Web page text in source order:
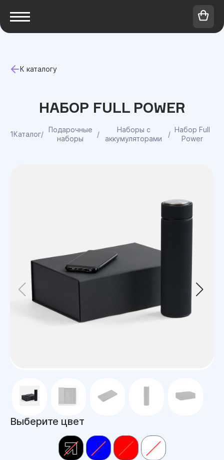
К каталогу
НАБОР FULL POWER
1Каталог/
Подарочные
наборы
/
Наборы с
аккумуляторами
/
Набор Full
Power
Выберите цвет